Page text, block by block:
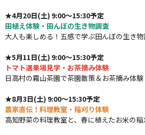
★4月20日(土) 9:00～15:30予定
田植え体験・田んぼの生き物調査
大人も楽しめる！五感で学ぶ田んぼの生き物
★5月11日(土) 9:00～15:30予定
トマト選果場見学・お茶摘み体験
日高村の霧山茶園で茶園散策＆お茶摘み体験
★8月3日(土) 9:00～15:30予定
農家直伝！料理教室・稲刈り体験
高知野菜の料理教室と、春に植えたお米の